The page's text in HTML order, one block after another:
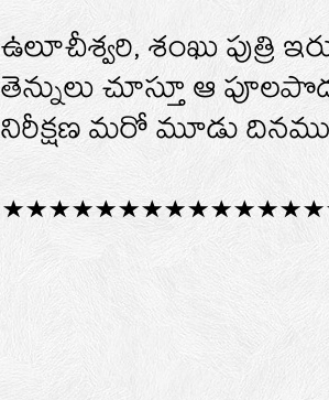
ఉలూచీశ్వరి, శంఖు పుత్రి
తెన్నులు చూస్తూ ఆ
నిరీక్షణ మరో మూడు